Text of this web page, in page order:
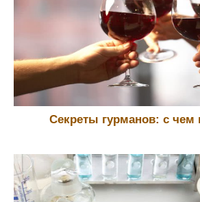
Секреты гурманов: с чем